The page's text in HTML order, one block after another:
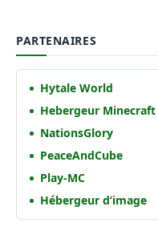
PARTENAIRES
Hytale World
Hebergeur Minecraft
NationsGlory
PeaceAndCube
Play-MC
Hébergeur d’image